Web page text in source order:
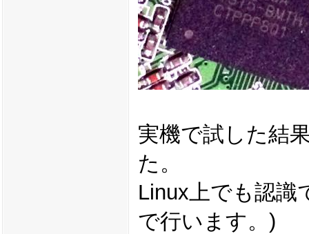
実機で試した結
た。
Linux上でも認識
で行います。)